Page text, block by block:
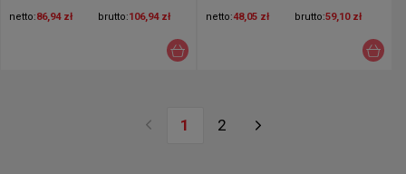
netto:86,94 zł brutto:106,94 zł netto:48,05 zł brutto:59,10 zł
1 2